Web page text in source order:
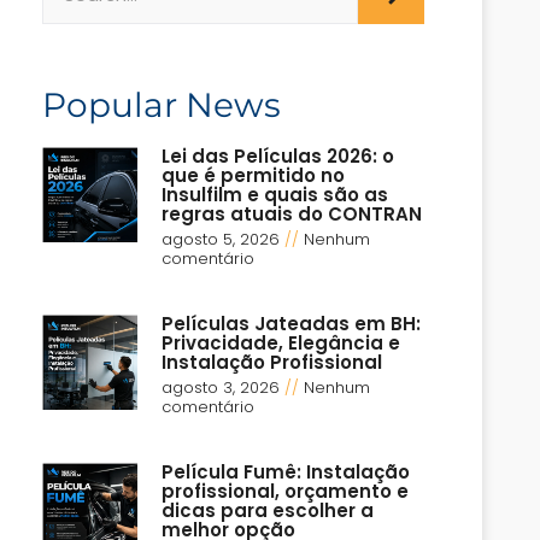
Popular News
Lei das Películas 2026: o
que é permitido no
Insulfilm e quais são as
regras atuais do CONTRAN
agosto 5, 2026
Nenhum
comentário
Películas Jateadas em BH:
Privacidade, Elegância e
Instalação Profissional
agosto 3, 2026
Nenhum
comentário
Película Fumê: Instalação
profissional, orçamento e
dicas para escolher a
melhor opção